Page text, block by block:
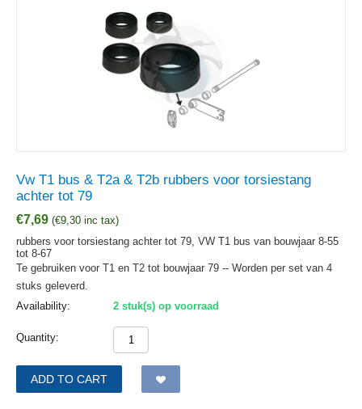
Vw T1 bus & T2a & T2b rubbers voor torsiestang
achter tot 79
€7,69 (€9,30 inc tax)
rubbers voor torsiestang achter tot 79, VW T1 bus van bouwjaar 8-55
tot 8-67
Te gebruiken voor T1 en T2 tot bouwjaar 79 -- Worden per set van 4
stuks geleverd.
Availability:
2 stuk(s) op voorraad
Quantity:
ADD TO CART